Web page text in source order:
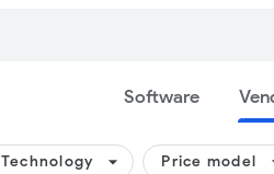
Software
Technology arrow_drop_down Price model